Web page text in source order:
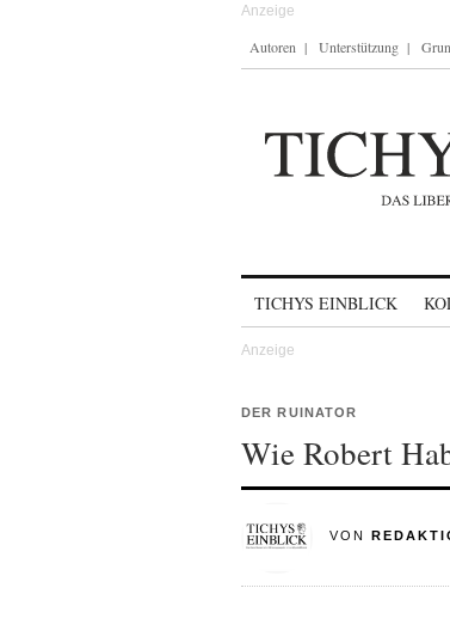
Autoren Unterstützung
TICHYS EINBLICK
DER RUINATOR
Wie Robert
VON